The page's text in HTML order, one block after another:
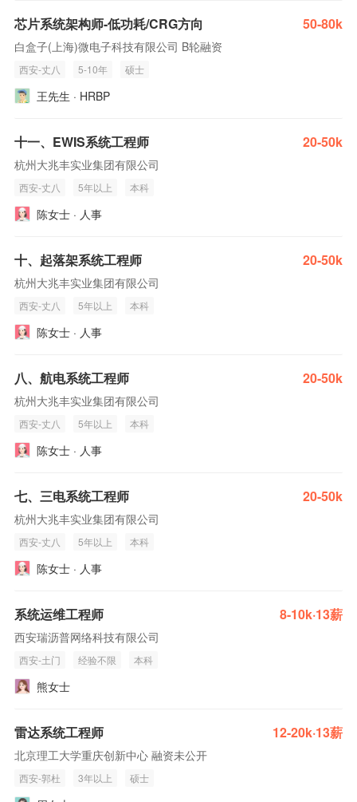
芯片系统架构师-低功耗/CRG方向 50-80k
白盒子(上海)微电子科技有限公司 B轮融资
西安-丈八 5-10年 硕士
王先生 · HRBP
十一、EWIS系统工程师 20-50k
杭州大兆丰实业集团有限公司
西安-丈八 5年以上 本科
陈女士 · 人事
十、起落架系统工程师 20-50k
杭州大兆丰实业集团有限公司
西安-丈八 5年以上 本科
陈女士 · 人事
八、航电系统工程师 20-50k
杭州大兆丰实业集团有限公司
西安-丈八 5年以上 本科
陈女士 · 人事
七、三电系统工程师 20-50k
杭州大兆丰实业集团有限公司
西安-丈八 5年以上 本科
陈女士 · 人事
系统运维工程师 8-10k·13薪
西安瑞沥普网络科技有限公司
西安-土门 经验不限 本科
熊女士
雷达系统工程师 12-20k·13薪
北京理工大学重庆创新中心 融资未公开
西安-郭杜 3年以上 硕士